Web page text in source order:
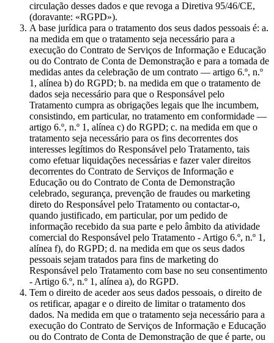
circulação desses dados e que revoga a Diretiva 95/46/CE,
(doravante: «RGPD»).
A base jurídica para o tratamento dos seus dados pessoais é: a.
na medida em que o tratamento seja necessário para a
execução do Contrato de Serviços de Informação e Educação
ou do Contrato de Conta de Demonstração e para a tomada de
medidas antes da celebração de um contrato — artigo 6.º, n.º
1, alínea b) do RGPD; b. na medida em que o tratamento de
dados seja necessário para que o Responsável pelo
Tratamento cumpra as obrigações legais que lhe incumbem,
consistindo, em particular, no tratamento em conformidade —
artigo 6.º, n.º 1, alínea c) do RGPD; c. na medida em que o
tratamento seja necessário para os fins decorrentes dos
interesses legítimos do Responsável pelo Tratamento, tais
como efetuar liquidações necessárias e fazer valer direitos
decorrentes do Contrato de Serviços de Informação e
Educação ou do Contrato de Conta de Demonstração
celebrado, segurança, prevenção de fraudes ou marketing
direto do Responsável pelo Tratamento ou contactar-o,
quando justificado, em particular, por um pedido de
informação recebido da sua parte e pelo âmbito da atividade
comercial do Responsável pelo Tratamento - Artigo 6.º, n.º 1,
alínea f), do RGPD; d. na medida em que os seus dados
pessoais sejam tratados para fins de marketing do
Responsável pelo Tratamento com base no seu consentimento
- Artigo 6.º, n.º 1, alínea a), do RGPD.
Tem o direito de aceder aos seus dados pessoais, o direito de
os retificar, apagar e o direito de limitar o tratamento dos
dados. Na medida em que o tratamento seja necessário para a
execução do Contrato de Serviços de Informação e Educação
ou do Contrato de Conta de Demonstração de que é parte, ou